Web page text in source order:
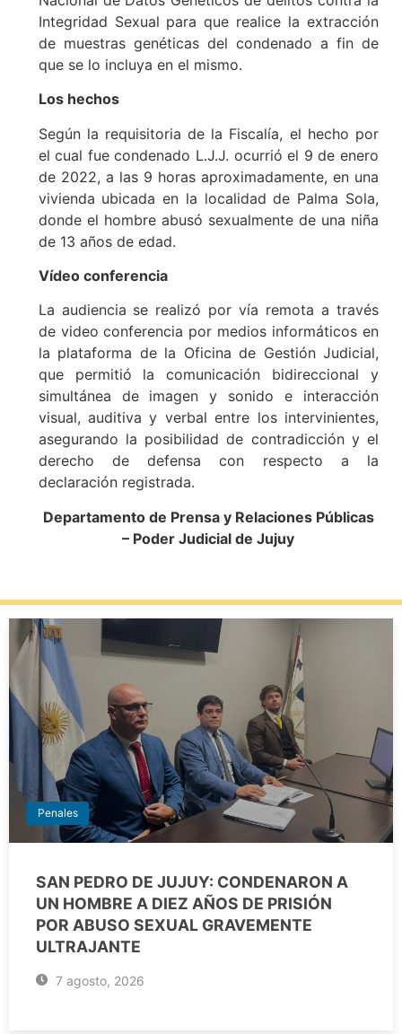
Integridad Sexual para que realice la extracción
de muestras genéticas del condenado a fin de
que se lo incluya en el mismo.
Los hechos
Según la requisitoria de la Fiscalía, el hecho por
el cual fue condenado L.J.J. ocurrió el 9 de enero
de 2022, a las 9 horas aproximadamente, en una
vivienda ubicada en la localidad de Palma Sola,
donde el hombre abusó sexualmente de una niña
de 13 años de edad.
Vídeo conferencia
La audiencia se realizó por vía remota a través
de video conferencia por medios informáticos en
la plataforma de la Oficina de Gestión Judicial,
que permitió la comunicación bidireccional y
simultánea de imagen y sonido e interacción
visual, auditiva y verbal entre los intervinientes,
asegurando la posibilidad de contradicción y el
derecho de defensa con respecto a la
declaración registrada.
Departamento de Prensa y Relaciones Públicas
– Poder Judicial de Jujuy
Penales
SAN PEDRO DE JUJUY: CONDENARON A
UN HOMBRE A DIEZ AÑOS DE PRISIÓN
POR ABUSO SEXUAL GRAVEMENTE
ULTRAJANTE
7 agosto, 2026